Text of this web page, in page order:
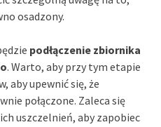
osadzony.
podłączenie zbiornika
. Warto, aby przy tym etapie
aby upewnić się, że
połączone. Zaleca się
uszczelnień, aby zapobiec